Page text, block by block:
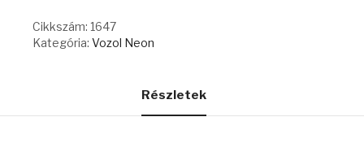
ICE
mennyiség
Cikkszám: 1647
Kategória: Vozol Neon
Részletek